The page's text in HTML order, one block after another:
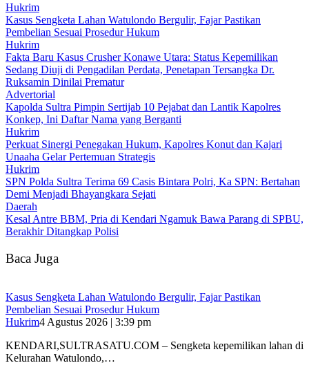
Hukrim
‎Kasus Sengketa Lahan Watulondo Bergulir, Fajar Pastikan
Pembelian Sesuai Prosedur Hukum
Hukrim
Fakta Baru Kasus Crusher Konawe Utara: Status Kepemilikan
Sedang Diuji di Pengadilan Perdata, Penetapan Tersangka Dr.
Ruksamin Dinilai Prematur
Advertorial
‎Kapolda Sultra Pimpin Sertijab 10 Pejabat dan Lantik Kapolres
Konkep, Ini Daftar Nama yang Berganti
Hukrim
‎Perkuat Sinergi Penegakan Hukum, Kapolres Konut dan Kajari
Unaaha Gelar Pertemuan Strategis
Hukrim
SPN Polda Sultra Terima 69 Casis Bintara Polri, Ka SPN: Bertahan
Demi Menjadi Bhayangkara Sejati
Daerah
Kesal Antre BBM, Pria di Kendari Ngamuk Bawa Parang di SPBU,
Berakhir Ditangkap Polisi
Baca Juga
‎Kasus Sengketa Lahan Watulondo Bergulir, Fajar Pastikan
Pembelian Sesuai Prosedur Hukum
Hukrim4 Agustus 2026 | 3:39 pm
KENDARI,SULTRASATU.COM – ‎Sengketa kepemilikan lahan di
Kelurahan Watulondo,…